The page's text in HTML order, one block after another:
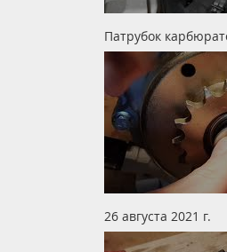
Патрубок
26 августа 2021 г.